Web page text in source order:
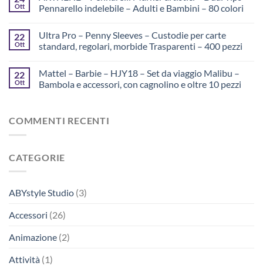
Ott
Pennarello indelebile – Adulti e Bambini – 80 colori
22
Ott
Ultra Pro – Penny Sleeves – Custodie per carte
standard, regolari, morbide Trasparenti – 400 pezzi
22
Ott
Mattel – Barbie – HJY18 – Set da viaggio Malibu –
Bambola e accessori, con cagnolino e oltre 10 pezzi
COMMENTI RECENTI
CATEGORIE
ABYstyle Studio (3)
Accessori (26)
Animazione (2)
Attività (1)